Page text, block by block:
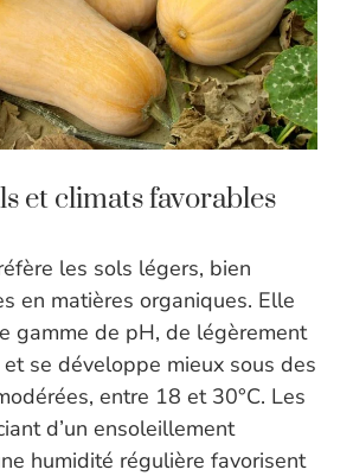
et climats favorables
les sols légers, bien
en matières organiques. Elle
gamme de pH, de légèrement
se développe mieux sous des
entre 18 et 30°C. Les
d’un ensoleillement
humidité régulière favorisent